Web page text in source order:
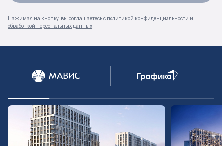
Нажимая на кнопку, вы соглашаетесь с политикой конфиденциальности и
обработкой персональных данных